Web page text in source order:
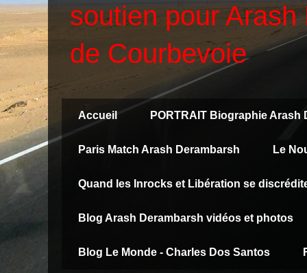
soutien pour
de Courbevoie
Accueil PORTRAIT Biographie Arash
Paris Match Arash Derambarsh Le
Quand les Inrocks et Libération se
Blog Arash Derambarsh vidéos et photos
Blog Le Monde - Charles Dos Santos